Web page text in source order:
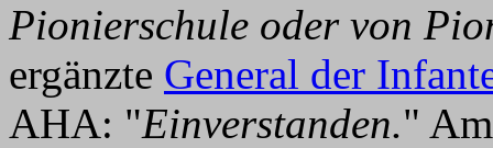
Pionierschule oder von
ergänzte General der
AHA: "Einverstanden."